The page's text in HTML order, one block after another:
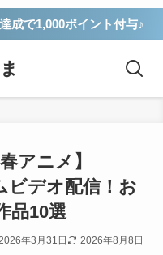
成で1,000ポイント付与♪
アニメ】
ビデオ配信！お
品10選
年3月31日 2026年8月8日